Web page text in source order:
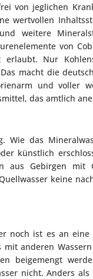
von jeglichen
wertvollen
weitere
von
Nur
macht die
und voller
das amtlich
Wie das
künstlich
aus Gebirgen
keine
noch ist es an
anderen
beigemengt
nicht. Anders